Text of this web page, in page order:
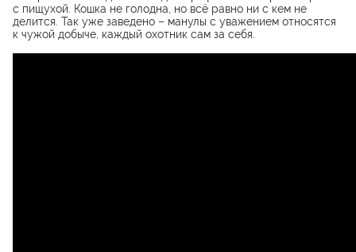
с пищухой. Кошка не голодна, но всё равно ни с кем не
делится. Так уже заведено – манулы с уважением относятся
к чужой добыче, каждый охотник сам за себя.